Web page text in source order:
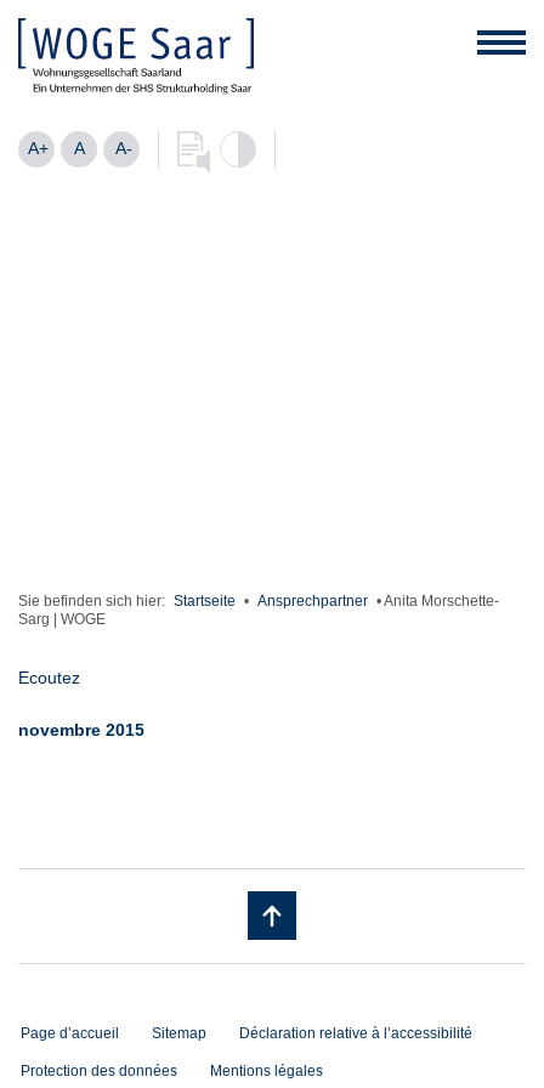
A+ A A-
Sie befinden sich hier: Startseite • Ansprechpartner •Anita Morschette-
Sarg | WOGE
Ecoutez
novembre 2015
Page d’accueil Sitemap Déclaration relative à l’accessibilité
Protection des données Mentions légales